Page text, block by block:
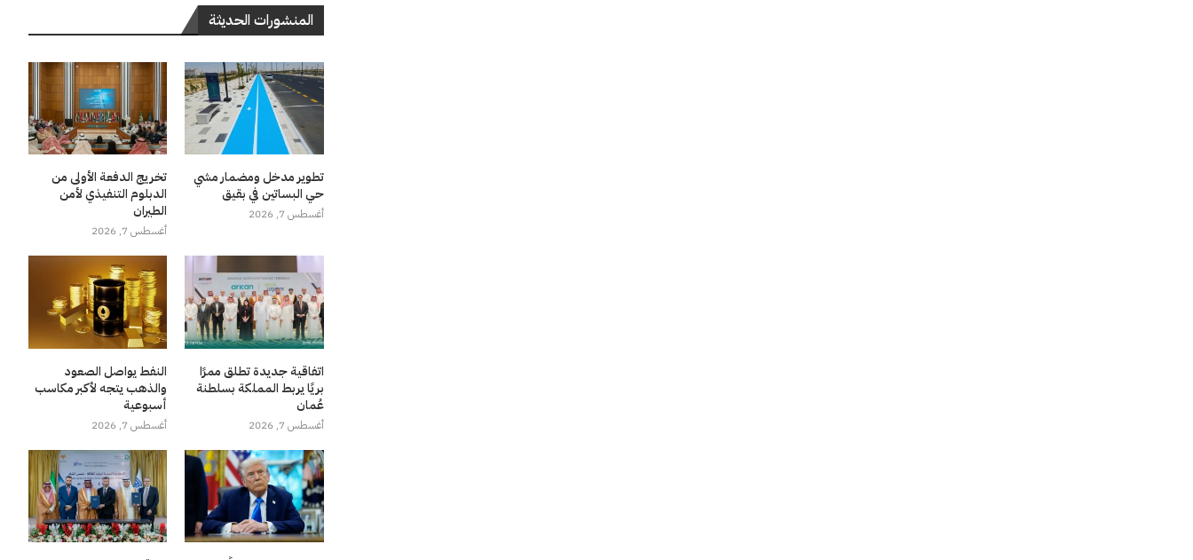
المنشورات الحديثة
تطوير مدخل ومضمار مشي
حي البساتين في بقيق
أغسطس 7, 2026
تخريج الدفعة الأولى من
الدبلوم التنفيذي لأمن
الطيران
أغسطس 7, 2026
اتفاقية جديدة تطلق ممرًا
بريًا يربط المملكة بسلطنة
عُمان
أغسطس 7, 2026
النفط يواصل الصعود
والذهب يتجه لأكبر مكاسب
أسبوعية
أغسطس 7, 2026